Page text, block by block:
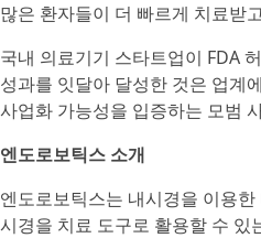
많은 환자들이 더 빠르게 치료받
국내 의료기기 스타트업이 FDA
성과를 잇달아 달성한 것은 업계
사업화 가능성을 입증하는 모범
엔도로보틱스 소개
엔도로보틱스는 내시경을 이용
시경을 치료 도구로 활용할 수